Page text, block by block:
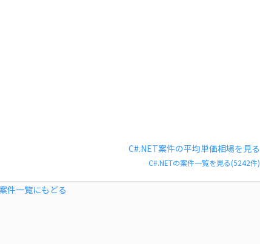
C#.NET案件の平均単価相場を見る
C#.NETの案件一覧を見る(5242件)
件一覧にもどる